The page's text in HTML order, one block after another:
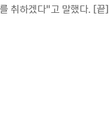
취하겠다”고 말했다. [끝]